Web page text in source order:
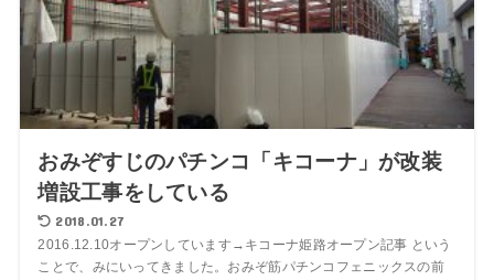
おみぞすじのパチンコ「キコーナ」が改装
増設工事をしている
2018.01.27
2016.12.10オープンしています→キコーナ姫路オープン記事 という
ことで、みにいってきました。おみぞ筋パチンコフェニックスの前